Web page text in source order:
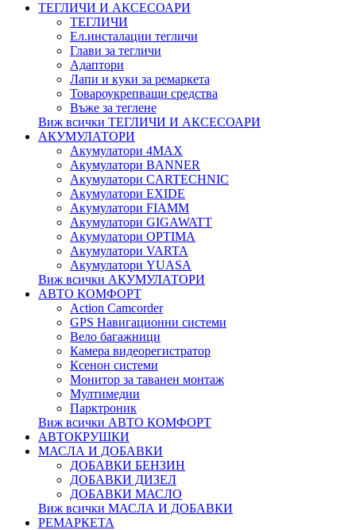
ТЕГЛИЧИ И АКСЕСОАРИ
ТЕГЛИЧИ
Eл.инсталации тегличи
Глави за тегличи
Адаптори
Лапи и куки за ремаркета
Товароукрепващи средства
Въже за теглене
Виж всички ТЕГЛИЧИ И АКСЕСОАРИ
АКУМУЛАТОРИ
Акумулатори 4MAX
Акумулатори BANNER
Акумулатори CARTECHNIC
Акумулатори EXIDE
Акумулатори FIAMM
Акумулатори GIGAWATT
Акумулатори OPTIMA
Акумулатори VARTA
Акумулатори YUASA
Виж всички АКУМУЛАТОРИ
АВТО КОМФОРТ
Action Camcorder
GPS Навигационни системи
Вело багажници
Камера видеорегистратор
Ксенон системи
Монитор за таванен монтаж
Мултимедии
Парктроник
Виж всички АВТО КОМФОРТ
АВТОКРУШКИ
МАСЛА И ДОБАВКИ
ДОБАВКИ БЕНЗИН
ДОБАВКИ ДИЗЕЛ
ДОБАВКИ МАСЛО
Виж всички МАСЛА И ДОБАВКИ
РЕМАРКЕТА